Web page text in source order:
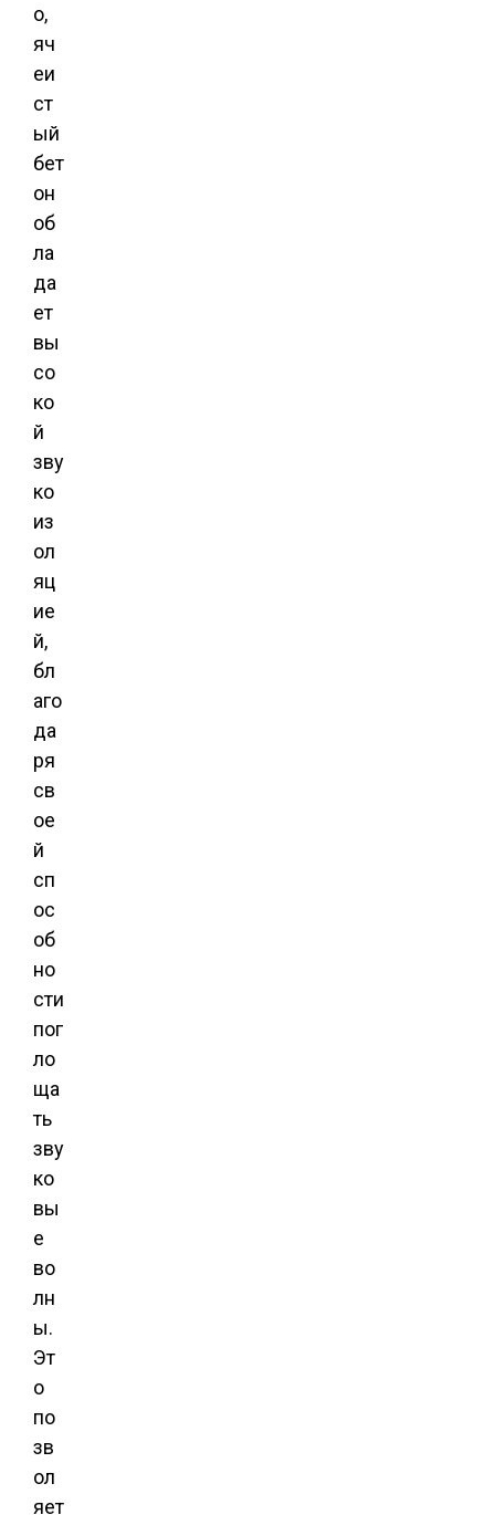
о,
яч
еи
ст
ый
бет
он
об
ла
да
ет
вы
со
ко
й
зву
ко
из
ол
яц
ие
й,
бл
аго
да
ря
св
ое
й
сп
ос
об
но
сти
пог
ло
ща
ть
зву
ко
вы
е
во
лн
ы.
Эт
о
по
зв
ол
яет